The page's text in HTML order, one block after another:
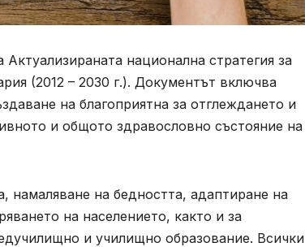
национална стратегия за
(2012 – 2030 г.). Документът включва
на благоприятна за отглеждането и
и общото здравословно състояние на
намаляване на бедността, адаптиране на
на населението, както и за
и училищно образование. Всички